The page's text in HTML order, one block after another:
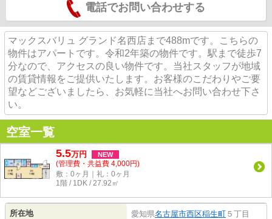
電話でお問い合わせする
マックスバリュ グランド名西店まで488mです。こちらの
物件はアパートです。令和2年築の物件です。駅まで徒歩7
分なので、アクセスの良い物件です。当社スタッフが地域
の賃貸情報をご提供いたします。お客様のこだわりやご要
望などございましたら、お気軽に当社へお問い合わせ下さ
い。
空室一覧
5.5万円 NEW
(管理費・共益費 4,000円)
敷：0ヶ月｜礼：0ヶ月
1階 / 1DK / 27.92㎡
所在地 愛知県名古屋市西区稲生町 ５丁目